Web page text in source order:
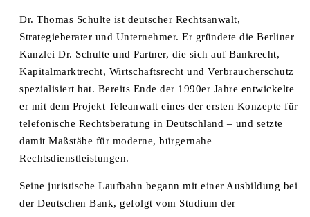
Dr. Thomas Schulte ist deutscher Rechtsanwalt,
Strategieberater und Unternehmer. Er gründete die Berliner
Kanzlei Dr. Schulte und Partner, die sich auf Bankrecht,
Kapitalmarktrecht, Wirtschaftsrecht und Verbraucherschutz
spezialisiert hat. Bereits Ende der 1990er Jahre entwickelte
er mit dem Projekt Teleanwalt eines der ersten Konzepte für
telefonische Rechtsberatung in Deutschland – und setzte
damit Maßstäbe für moderne, bürgernahe
Rechtsdienstleistungen.
Seine juristische Laufbahn begann mit einer Ausbildung bei
der Deutschen Bank, gefolgt vom Studium der